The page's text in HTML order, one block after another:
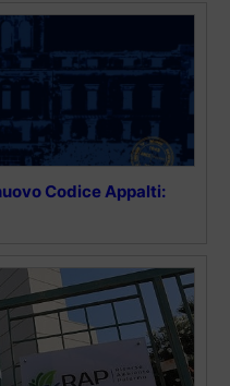
Codice Appalti: